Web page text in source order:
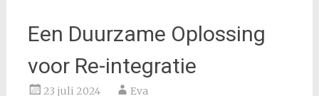
Een Duurzame Oplossing
voor Re-integratie
23 juli 2024 Eva